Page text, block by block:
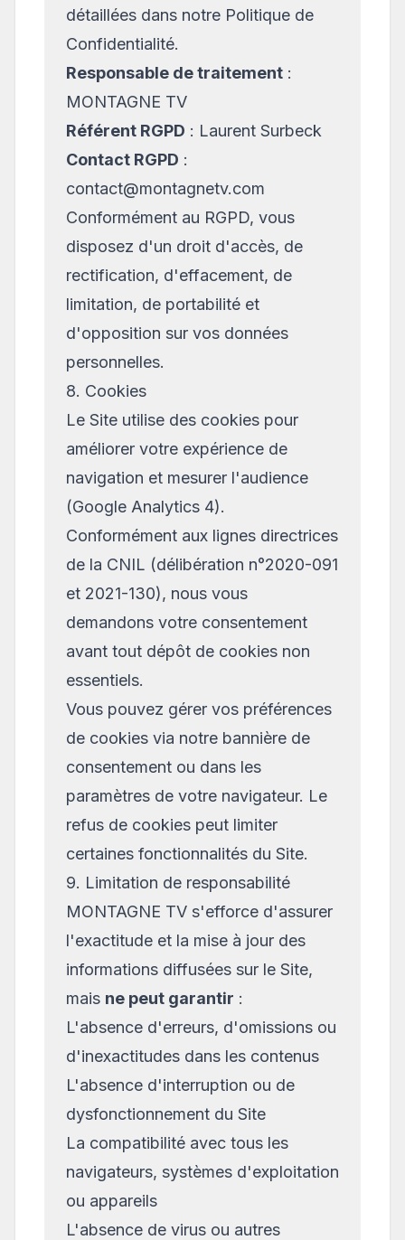
détaillées dans notre Politique de
Confidentialité.
Responsable de traitement :
MONTAGNE TV
Référent RGPD : Laurent Surbeck
Contact RGPD :
contact@montagnetv.com
Conformément au RGPD, vous
disposez d'un droit d'accès, de
rectification, d'effacement, de
limitation, de portabilité et
d'opposition sur vos données
personnelles.
8. Cookies
Le Site utilise des cookies pour
améliorer votre expérience de
navigation et mesurer l'audience
(Google Analytics 4).
Conformément aux lignes directrices
de la CNIL (délibération n°2020-091
et 2021-130), nous vous
demandons votre consentement
avant tout dépôt de cookies non
essentiels.
Vous pouvez gérer vos préférences
de cookies via notre bannière de
consentement ou dans les
paramètres de votre navigateur. Le
refus de cookies peut limiter
certaines fonctionnalités du Site.
9. Limitation de responsabilité
MONTAGNE TV s'efforce d'assurer
l'exactitude et la mise à jour des
informations diffusées sur le Site,
mais ne peut garantir :
L'absence d'erreurs, d'omissions ou
d'inexactitudes dans les contenus
L'absence d'interruption ou de
dysfonctionnement du Site
La compatibilité avec tous les
navigateurs, systèmes d'exploitation
ou appareils
L'absence de virus ou autres